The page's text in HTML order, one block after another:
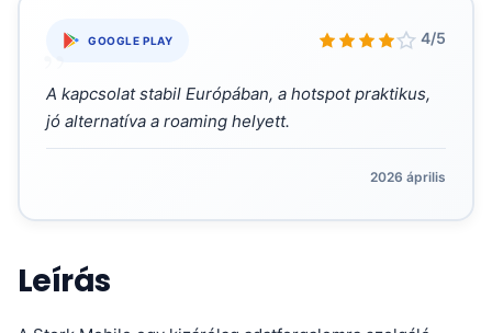
GOOGLE PLAY 4/5
„
A kapcsolat stabil Európában, a hotspot praktikus,
jó alternatíva a roaming helyett.
2026 április
Leírás